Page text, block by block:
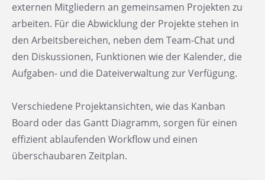
externen Mitgliedern an gemeinsamen Projekten zu
arbeiten. Für die Abwicklung der Projekte stehen in
den Arbeitsbereichen, neben dem Team-Chat und
den Diskussionen, Funktionen wie der Kalender, die
Aufgaben- und die Dateiverwaltung zur Verfügung.
Verschiedene Projektansichten, wie das Kanban
Board oder das Gantt Diagramm, sorgen für einen
effizient ablaufenden Workflow und einen
überschaubaren Zeitplan.